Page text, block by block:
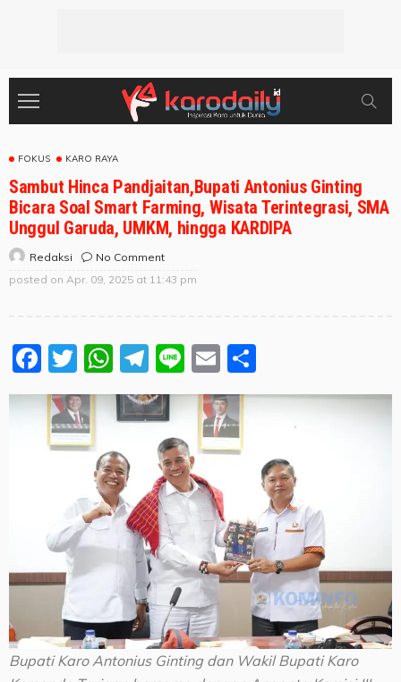
FOKUS KARO RAYA
Sambut Hinca Pandjaitan,Bupati Antonius Ginting
Bicara Soal Smart Farming, Wisata Terintegrasi, SMA
Unggul Garuda, UMKM, hingga KARDIPA
Redaksi
No Comment
posted on Apr. 09, 2025 at 11:43 pm
Facebook
Twitter
WhatsApp
Telegram
LineEmail
Bupati Karo Antonius Ginting dan Wakil Bupati Karo